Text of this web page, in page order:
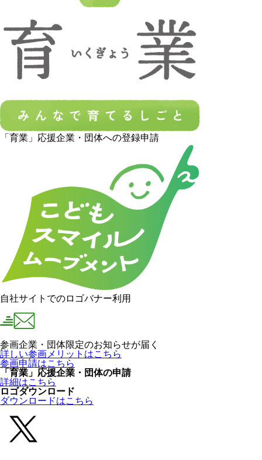
「育業」応援企業・団体への登録申請
自社サイトでのロゴバナー利用
参画企業・団体限定のお知らせが届く
詳しい参画メリットはこちら
参画申請はこちら
「育業」応援企業・団体の申請
詳細はこちら
ロゴダウンロード
ダウンロードはこちら